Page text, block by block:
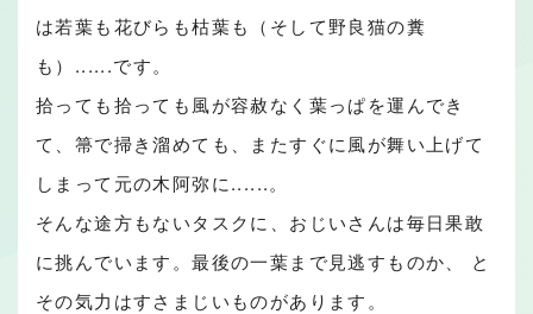
は若葉も花びらも枯葉も（そして野良猫の糞
も）......です。
拾っても拾っても風が容赦なく葉っぱを運んでき
て、箒で掃き溜めても、またすぐに風が舞い上げて
しまって元の木阿弥に......。
そんな途方もないタスクに、おじいさんは毎日果敢
に挑んでいます。最後の一葉まで見逃すものか、 と
その気力はすさまじいものがあります。